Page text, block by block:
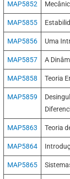
MAP5852
MAP5855
MAP5856 Uma
MAP5857 A
MAP5858 Teoria
MAP5859
MAP5863 Teoria
MAP5864
MAP5865